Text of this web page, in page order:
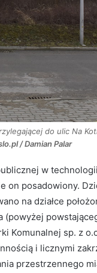
do ulic Na
/ Damian Palar
w
on posadowiony.
na działce
(powyżej
Komunalnej sp. z
i licznymi
przestrzennego